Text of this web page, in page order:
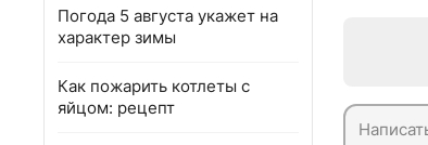
Погода 5 августа укажет на
характер зимы
Как пожарить котлеты с
яйцом: рецепт